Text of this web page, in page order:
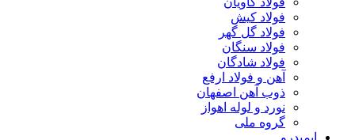
فولاد کیش
فولاد گل گهر
فولاد سنگان
فولاد شادگان
آهن و فولاد ارفع
ذوب آهن اصفهان
نورد و لوله اهواز
گروه ملی
ایمیدرو